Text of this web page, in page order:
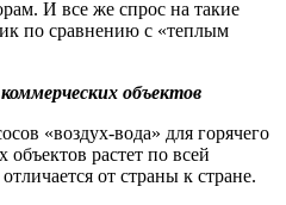
И все же спрос на такие
по сравнению с «теплым
объектов
«воздух-вода» для горячего
растет по всей
от страны к стране.